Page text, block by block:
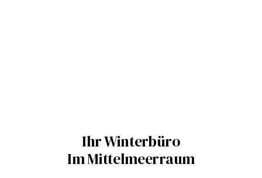
Ihr Winterbüro
Im Mittelmeerraum